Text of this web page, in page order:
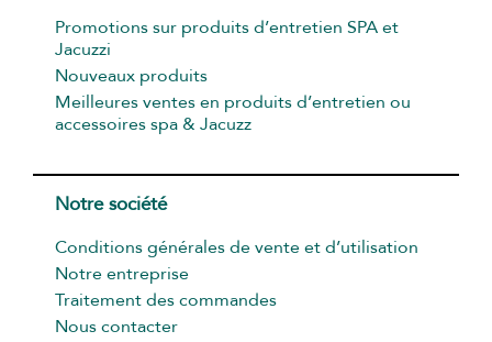
Promotions sur produits d’entretien SPA et
Jacuzzi
Nouveaux produits
Meilleures ventes en produits d’entretien ou
accessoires spa & Jacuzz
Notre société
Conditions générales de vente et d’utilisation
Notre entreprise
Traitement des commandes
Nous contacter